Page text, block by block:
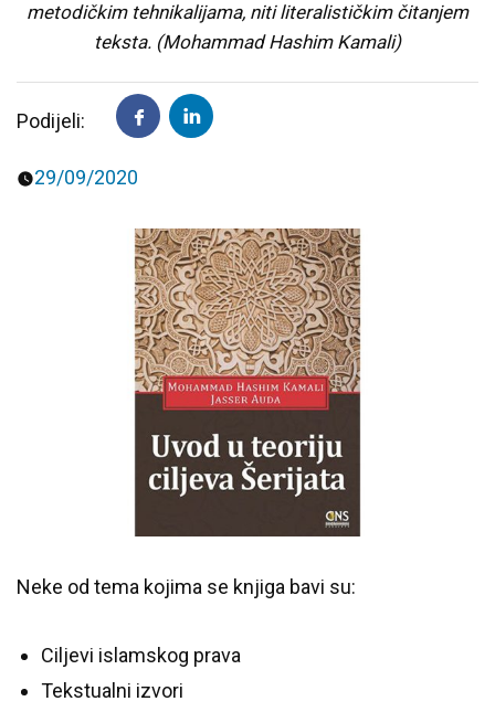
metodičkim tehnikalijama, niti literalističkim čitanjem
teksta. (Mohammad Hashim Kamali)
Podijeli:
29/09/2020
Neke od tema kojima se knjiga bavi su:
Ciljevi islamskog prava
Tekstualni izvori
Predavanja i tribine
Islamska kultura i civilizacija
Inspirativne priče i intervjui